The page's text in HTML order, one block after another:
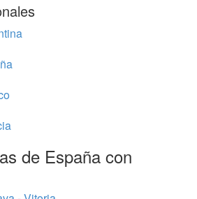
de España con